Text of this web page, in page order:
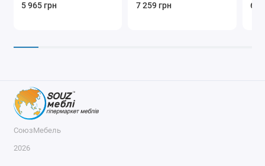
5 965 грн 7 259 грн 6
СоюзМебель
2026